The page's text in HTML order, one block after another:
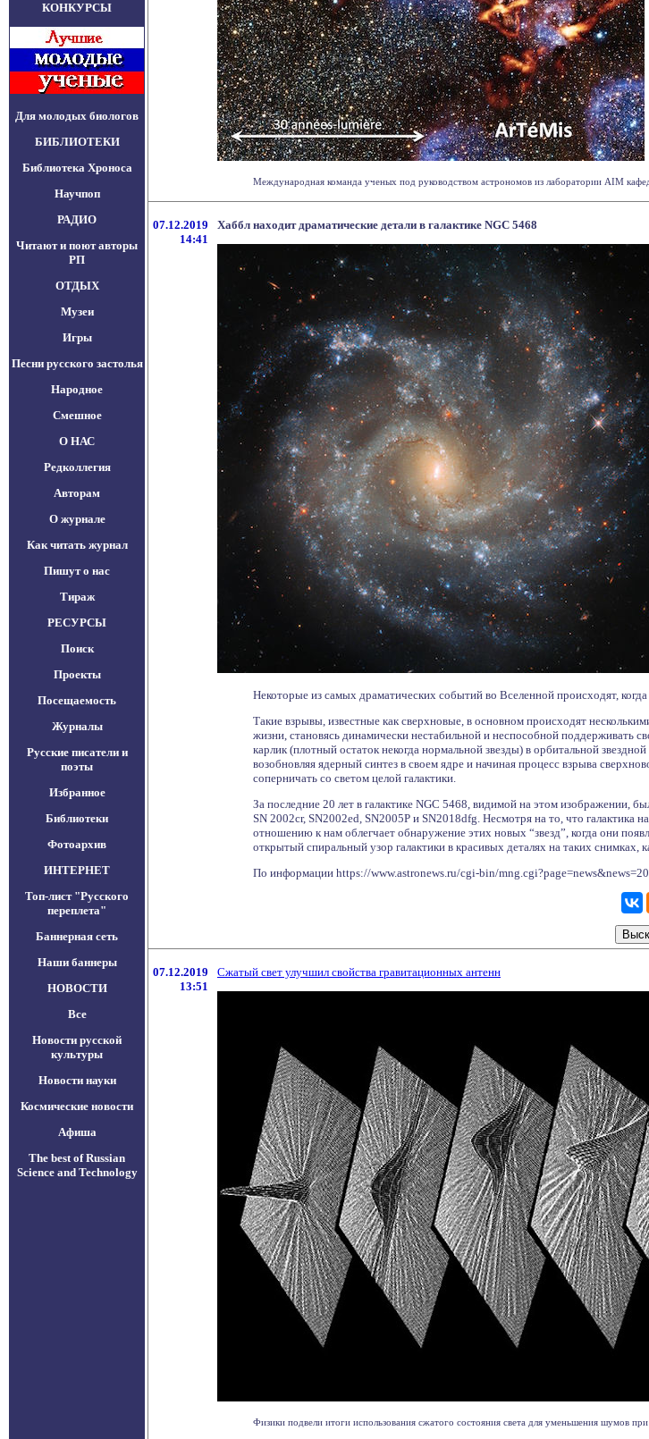
КОНКУРСЫ
Для молодых биологов
БИБЛИОТЕКИ
Библиотека Хроноса
Научпоп
РАДИО
Читают и поют авторы
РП
ОТДЫХ
Музеи
Игры
Песни русского застолья
Народное
Смешное
О НАС
Редколлегия
Авторам
О журнале
Как читать журнал
Пишут о нас
Тираж
РЕСУРСЫ
Поиск
Проекты
Посещаемость
Журналы
Русские писатели и
поэты
Избранное
Библиотеки
Фотоархив
ИНТЕРНЕТ
Топ-лист "Русского
переплета"
Баннерная сеть
Наши баннеры
НОВОСТИ
Все
Новости русской
культуры
Новости науки
Космические новости
Афиша
The best of Russian
Science and Technology
Международная команда ученых под руководством астрономов из лаборатории AIM
07.12.2019
14:41
Хаббл находит драматические детали в галактике NGC 5468
Некоторые из самых драматических событий во Вселенной происходят,
Такие взрывы, известные как сверхновые, в основном происходят
жизни, становясь динамически нестабильной и неспособной поддерживать
карлик (плотный остаток некогда нормальной звезды) в орбитальной
возобновляя ядерный синтез в своем ядре и начиная процесс взрыва
соперничать со светом целой галактики.
За последние 20 лет в галактике NGC 5468, видимой на этом
SN 2002cr, SN2002ed, SN2005P и SN2018dfg. Несмотря на то, что галактика
отношению к нам облегчает обнаружение этих новых “звезд”, когда они
открытый спиральный узор галактики в красивых деталях на таких снимках,
По информации https://www.astronews.ru/cgi-bin/
07.12.2019
13:51
Сжатый свет улучшил свойства гравитационных антенн
Физики подвели итоги использования сжатого состояния света для уменьшения шумов